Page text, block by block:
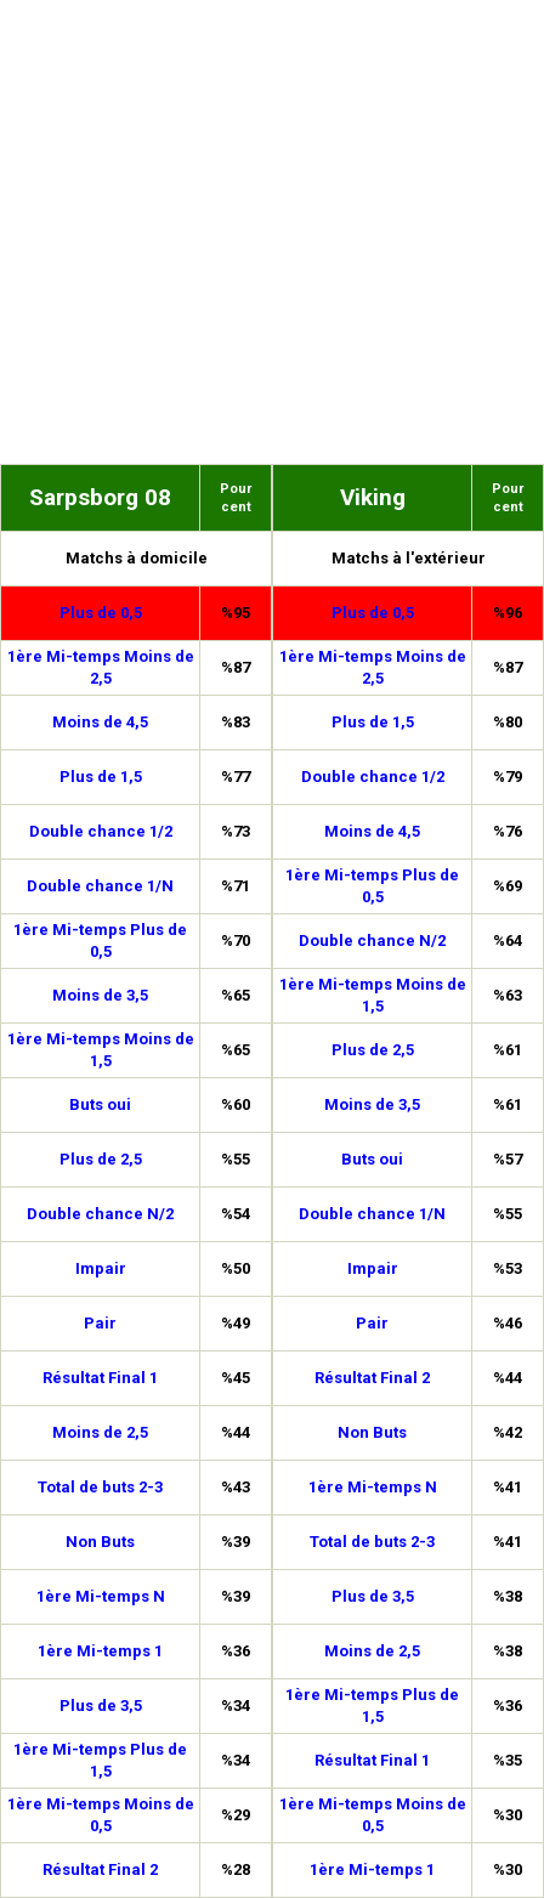
Sarpsborg 08
Pour
cent
Matchs à domicile
Plus de 0,5 %95
1ère Mi-temps Moins de
2,5
%87
Moins de 4,5 %83
Plus de 1,5 %77
Double chance 1/2 %73
Double chance 1/N %71
1ère Mi-temps Plus de
0,5
%70
Moins de 3,5 %65
1ère Mi-temps Moins de
1,5
%65
Buts oui %60
Plus de 2,5 %55
Double chance N/2 %54
Impair %50
Pair %49
Résultat Final 1 %45
Moins de 2,5 %44
Total de buts 2-3 %43
Non Buts %39
1ère Mi-temps N %39
1ère Mi-temps 1 %36
Plus de 3,5 %34
1ère Mi-temps Plus de
1,5
%34
1ère Mi-temps Moins de
0,5
%29
Résultat Final 2 %28
Viking
Pour
cent
Matchs à l'extérieur
Plus de 0,5 %96
1ère Mi-temps Moins de
2,5
%87
Plus de 1,5 %80
Double chance 1/2 %79
Moins de 4,5 %76
1ère Mi-temps Plus de
0,5
%69
Double chance N/2 %64
1ère Mi-temps Moins de
1,5
%63
Plus de 2,5 %61
Moins de 3,5 %61
Buts oui %57
Double chance 1/N %55
Impair %53
Pair %46
Résultat Final 2 %44
Non Buts %42
1ère Mi-temps N %41
Total de buts 2-3 %41
Plus de 3,5 %38
Moins de 2,5 %38
1ère Mi-temps Plus de
1,5
%36
Résultat Final 1 %35
1ère Mi-temps Moins de
0,5
%30
1ère Mi-temps 1 %30